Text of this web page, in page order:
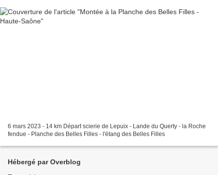
6 mars 2023 - 14 km Départ scierie de Lepuix - Lande du Querty - la Roche
fendue - Planche des Belles Filles - l'étang des Belles Filles
Hébergé par Overblog